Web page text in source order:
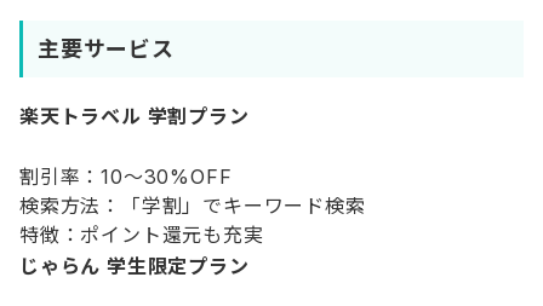
主要サービス
楽天トラベル 学割プラン
割引率：10〜30%OFF
検索方法：「学割」でキーワード検索
特徴：ポイント還元も充実
じゃらん 学生限定プラン